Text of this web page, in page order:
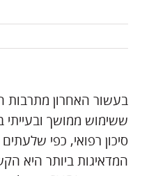
בעשור האחרון מתרבות
ששימוש ממושך
סיכון רפואי, כפי
המדאיגות ביותר היא